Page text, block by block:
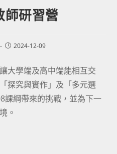
師研習營
Post2024-12-09
大學端及高中端能相互交
探究與實作」及「多元選
課綱帶來的挑戰，並為下一
。